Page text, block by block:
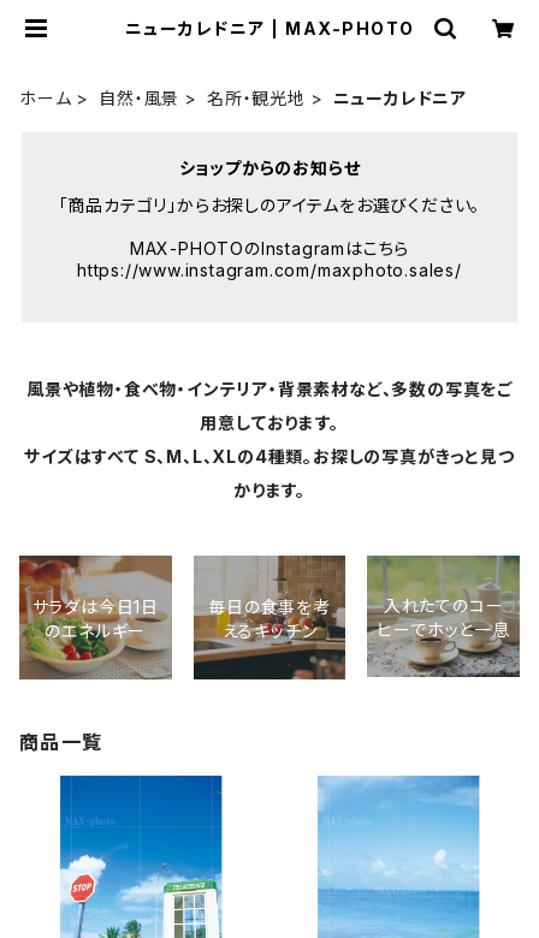
ニューカレドニア | MAX-PHOTO
ホーム 自然・風景 名所・観光地 ニューカレドニア
ショップからのお知らせ
「商品カテゴリ」からお探しのアイテムをお選びください。
MAX-PHOTOのInstagramはこちら
https://www.instagram.com/maxphoto.sales/
風景や植物・食べ物・インテリア・背景素材など、多数の写真をご
用意しております。
サイズはすべて S、M、L、XLの4種類。お探しの写真がきっと見つ
かります。
サラダは今日1日
のエネルギー
毎日の食事を考
えるキッチン
入れたてのコー
ヒーでホッと一息
商品一覧